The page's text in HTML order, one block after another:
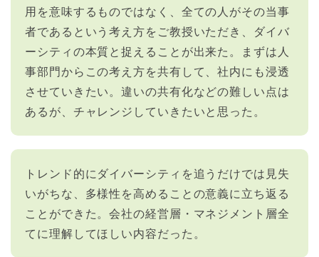
用を意味するものではなく、全ての人がその当事
者であるという考え方をご教授いただき、ダイバ
ーシティの本質と捉えることが出来た。まずは人
事部門からこの考え方を共有して、社内にも浸透
させていきたい。違いの共有化などの難しい点は
あるが、チャレンジしていきたいと思った。
トレンド的にダイバーシティを追うだけでは見失
いがちな、多様性を高めることの意義に立ち返る
ことができた。会社の経営層・マネジメント層全
てに理解してほしい内容だった。